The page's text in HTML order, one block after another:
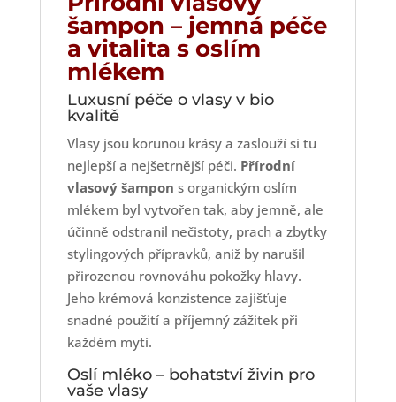
šampon – jemná péče
a vitalita s oslím
mlékem
Luxusní péče o vlasy v bio
kvalitě
Vlasy jsou korunou krásy a zaslouží si tu
nejlepší a nejšetrnější péči. Přírodní
vlasový šampon s organickým oslím
mlékem byl vytvořen tak, aby jemně, ale
účinně odstranil nečistoty, prach a zbytky
stylingových přípravků, aniž by narušil
přirozenou rovnováhu pokožky hlavy.
Jeho krémová konzistence zajišťuje
snadné použití a příjemný zážitek při
každém mytí.
Oslí mléko – bohatství živin pro
vaše vlasy